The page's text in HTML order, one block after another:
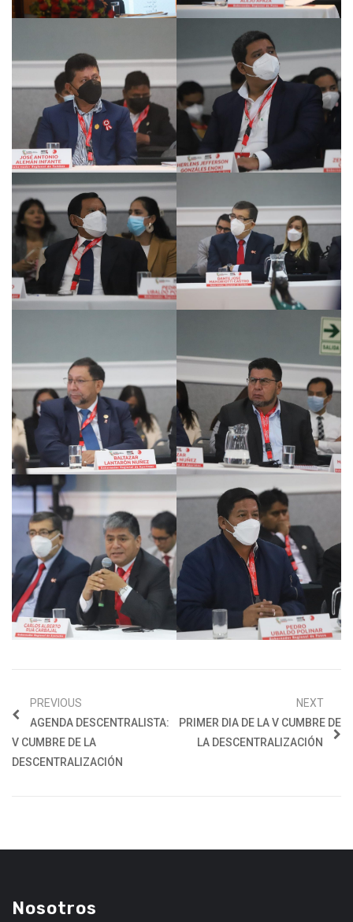
PREVIOUS
AGENDA DESCENTRALISTA:
V CUMBRE DE LA
DESCENTRALIZACIÓN
NEXT
PRIMER DIA DE LA V CUMBRE DE
LA DESCENTRALIZACIÓN
Nosotros